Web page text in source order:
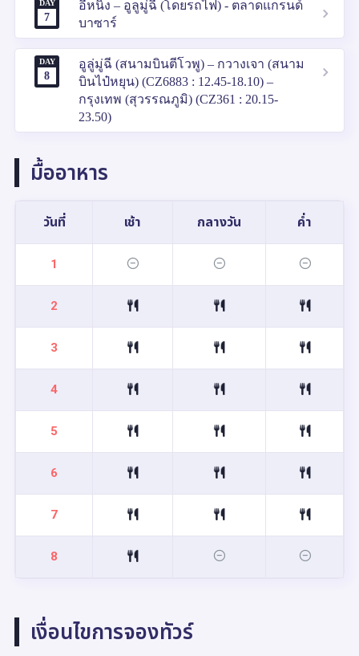
DAY
7
อี้หนิง – อูลูมู่ฉี (โดยรถไฟ) - ตลาดแกรนด์
บาซาร์
DAY
8
อูลู่มู่ฉี (สนามบินตีโวพู) – กวางเจา (สนาม
บินไป๋หยุน) (CZ6883 : 12.45-18.10) –
กรุงเทพ (สุวรรณภูมิ) (CZ361 : 20.15-
23.50)
มื้ออาหาร
วันที่ เช้า กลางวัน ค่ำ
1
2
3
4
5
6
7
8
เงื่อนไขการจองทัวร์